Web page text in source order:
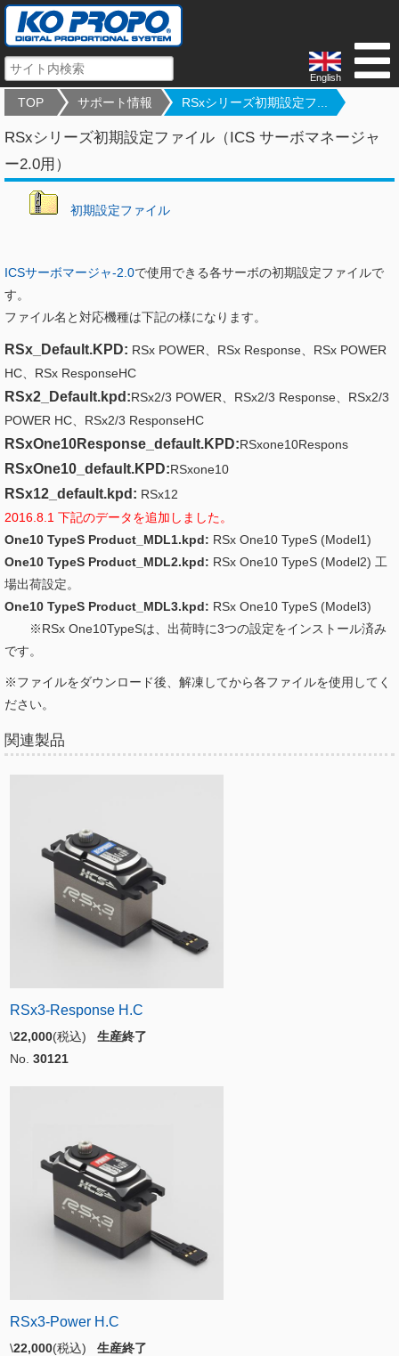
English
TOP サポート情報 RSxシリーズ初期設定フ...
RSxシリーズ初期設定ファイル（ICS サーボマネージャ
ー2.0用）
初期設定ファイル
ICSサーボマージャ-2.0で使用できる各サーボの初期設定ファイルで
す。
ファイル名と対応機種は下記の様になります。
RSx_Default.KPD: RSx POWER、RSx Response、RSx POWER
HC、RSx ResponseHC
RSx2_Default.kpd:RSx2/3 POWER、RSx2/3 Response、RSx2/3
POWER HC、RSx2/3 ResponseHC
RSxOne10Response_default.KPD:RSxone10Respons
RSxOne10_default.KPD:RSxone10
RSx12_default.kpd: RSx12
2016.8.1 下記のデータを追加しました。
One10 TypeS Product_MDL1.kpd: RSx One10 TypeS (Model1)
One10 TypeS Product_MDL2.kpd: RSx One10 TypeS (Model2) 工
場出荷設定。
One10 TypeS Product_MDL3.kpd: RSx One10 TypeS (Model3)
※RSx One10TypeSは、出荷時に3つの設定をインストール済み
です。
※ファイルをダウンロード後、解凍してから各ファイルを使用してく
ださい。
関連製品
RSx3-Response H.C
\22,000(税込) 生産終了
No. 30121
RSx3-Power H.C
\22,000(税込) 生産終了